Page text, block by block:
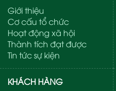
Giới thiệu
Cơ cấu tổ chức
Hoạt động xã hội
Thành tích đạt được
Tin tức sự kiện
KHÁCH HÀNG